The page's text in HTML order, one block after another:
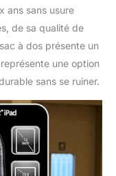
sac à dos
en
avoir à
à dos
homme
ans sans usure
de sa qualité de
à dos présente un
une option
sans se ruiner.